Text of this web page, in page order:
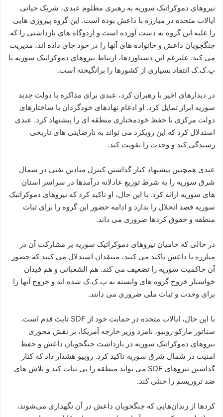
نیروهای دموکراتیک سوریه به رهبری مظلوم عبدی، شریک حیاتی
ایالات متحده در مبارزه با داعش بوده است. این گروه پیروزی هایی
را علیه این گروه به دست آورده است و اردوگاه های بازداشتی را که
جنگجویان داعش و خانواده های آنها را در خود جای داده اند، مدیریت
می کند. علیرغم این دستاوردها، ارتباط نیروهای دموکراتیک سوریه با
پ.ک.ک انتقاد بسیاری از کشورها را برانگیخته است.
در دیدارهای اخیر با رهبران کرد، عبدی برای مذاکره با دولت جدید
سوریه ابراز تمایل کرد. او ادغام نهادهای خودگردان با ساختارهای
دولت مرکزی با حفظ خودمختاری منطقه ای را پیشنهاد کرد. عبدی
استدلال کرد که این رویکرد می تواند به نارضایتی های تاریخی
رسیدگی کند و وحدت را تقویت کند.
عبدی همچنین پیشنهاد کنار گذاشتن کنترل میادین نفتی در شمال
شرق سوریه را به شرط توزیع عادلانه درآمدها در سراسر استان
های سوریه ارائه کرد. با این حال، او تاکید کرد که نیروهای دموکراتیک
سوریه قصد انحلال را ندارد و ادامه حضور این گروه را برای ثبات
منطقه و حقوق کردها ضروری می داند.
در حالی که حامیان نیروهای دموکراتیک سوریه بر مشارکت آن در
مبارزه با داعش تاکید می کنند، منتقدان استدلال می کنند که حضور
آن حاکمیت سوریه را تضعیف می کند. هم الشعبانی و هم فیدان
خواستار خروج گروه های وابسته به پ.ک.ک شده اند و خروج آنها را
برای وحدت و ثبات ملی ضروری می دانند.
با این حال، ایالات متحده در حمایت خود از SDF ثابت قدم است.
سناتور مارکو روبیو، نامزد وزیر خارجه آمریکا، بر نقش محوری
نیروهای دموکراتیک سوریه در بازداشت جنگجویان داعش و حفظ
امنیت در شمال شرق سوریه تاکید کرد. روبیو هشدار داد که کنار
گذاشتن نیروهای SDF می تواند منطقه را بی ثبات کند و تلاش های
ضد تروریسم را خنثی کند.
کردها از زندان‌هایی که جنگجویان داعش در آن نگهداری می‌شوند،